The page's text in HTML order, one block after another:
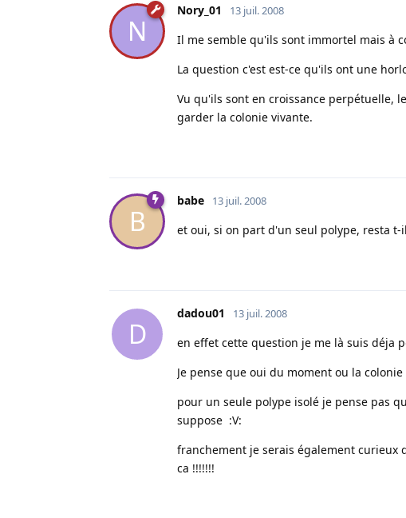
N
Nory_01 13 juil. 2008
Il me semble qu'ils sont immortel mais à
La question c'est est-ce qu'ils ont une
Vu qu'ils sont en croissance perpétuelle,
garder la colonie vivante.
B
babe 13 juil. 2008
et oui, si on part d'un seul polype, resta
D
dadou01 13 juil. 2008
en effet cette question je me là suis déja
Je pense que oui du moment ou la
pour un seule polype isolé je pense pas
suppose :V:
franchement je serais également curieux
ca !!!!!!!